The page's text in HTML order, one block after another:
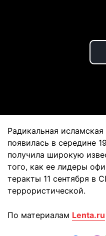
Радикальная
появилась в середине
получила широкую
того, как ее лидеры
теракты 11 сентября в
террористической.
По материалам Lenta.ru